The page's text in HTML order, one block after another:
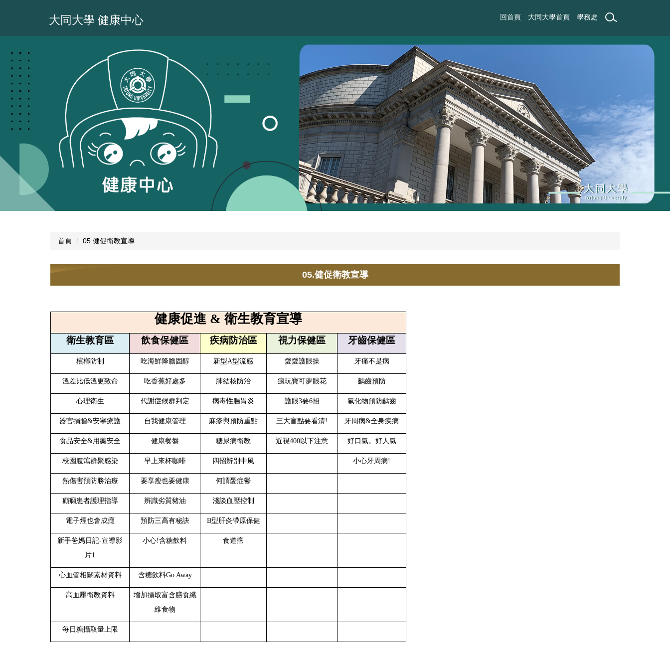
容
區
大同大學 健康中心 回首頁 大同大學首頁 學務處
首頁 05.健促衛教宣導
05.健促衛教宣導
健康促進 & 衛生教育宣導
衛生教育區 飲食保健區 疾病防治區 視力保健區 牙齒保健區
檳榔防制 吃海鮮降膽固醇 新型A型流感 愛愛護眼操 牙痛不是病
溫差比低溫更致命 吃香蕉好處多 肺結核防治 瘋玩寶可夢眼花 齲齒預防
心理衛生 代謝症候群判定 病毒性腸胃炎 護眼3要6招 氟化物預防齲齒
器官捐贈&安寧療護 自我健康管理 麻疹與預防重點 三大盲點要看清! 牙周病&全身疾病
食品安全&用藥安全 健康餐盤 糖尿病衛教 近視400以下注意 好口氣。好人氣
校園腹瀉群聚感染 早上來杯咖啡 四招辨別中風 小心牙周病!
熱傷害預防勝治療 要享瘦也要健康 何謂憂症鬱
癲癇患者護理指導 辨識劣質豬油 淺談血壓控制
電子煙也會成癮 預防三高有秘訣 B型肝炎帶原保健
新手爸媽日記-宣導影
片1
小心!含糖飲料 食道癌
心血管相關素材資料 含糖飲料Go Away
高血壓衛教資料
增加攝取富含膳食纖
維食物
每日糖攝取量上限